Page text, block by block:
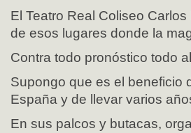
El Teatro Real Coliseo
de esos lugares donde la
Contra todo pronóstico todo
Supongo que es el beneficio
España y de llevar varios
En sus palcos y butacas,